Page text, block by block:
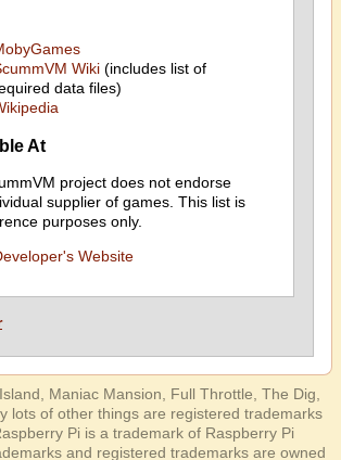
Wiki(includes list of
data files)
At
project does not endorse
supplier of games. This list is
purposes only.
Website
Maniac Mansion, Full Throttle, The Dig,
lots of other things are registered trademarks
Pi is a trademark of Raspberry Pi
and registered trademarks are owned